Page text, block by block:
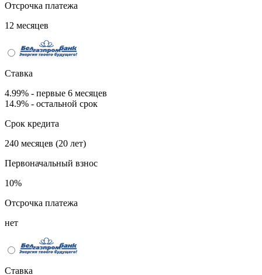
Отсрочка платежа
12 месяцев
Ставка
4.99% - первые 6 месяцев
14.9% - остальной срок
Срок кредита
240 месяцев (20 лет)
Первоначальный взнос
10%
Отсрочка платежа
нет
Ставка